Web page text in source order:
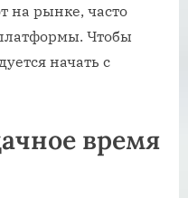
на рынке, часто
Чтобы
начать с
время